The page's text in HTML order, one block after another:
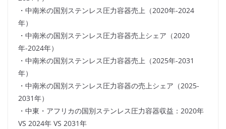
・中南米の国別ステンレス圧力容器売上（2020年-2024
年）
・中南米の国別ステンレス圧力容器売上シェア（2020
年-2024年）
・中南米の国別ステンレス圧力容器売上（2025年-2031
年）
・中南米の国別ステンレス圧力容器の売上シェア（2025-
2031年）
・中東・アフリカの国別ステンレス圧力容器収益：2020年
VS 2024年 VS 2031年